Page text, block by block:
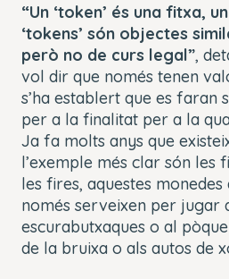
“Un ‘token’ és una fitxa,
‘tokens’ són objectes
però no de curs legal”,
vol dir que només tenen
s’ha establert que es faran
per a la finalitat per a la
Ja fa molts anys que
l’exemple més clar són les
les fires, aquestes
només serveixen per jugar
escurabutxaques o al
de la bruixa o als autos de